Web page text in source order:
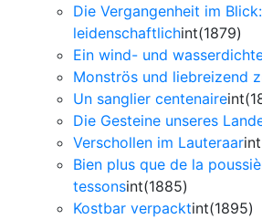
Die Vergangenheit im
leidenschaftlichint(1879)
Ein wind- und
Monströs und liebreizend
Un sanglier centenaire
Die Gesteine unseres
Verschollen im Lauteraar
Bien plus que de la
tessonsint(1885)
Kostbar verpacktint(1895)